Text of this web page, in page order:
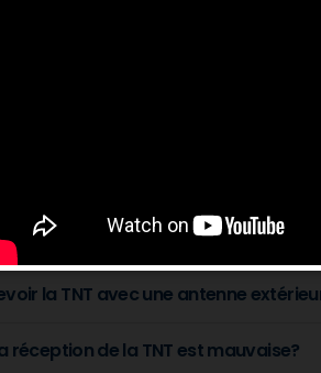
de la TNT ?
recevoir la TNT?
TNT, puis-je utiliser une
un adaptateur TNT?
antennes recommandées pour la
la TNT avec une antenne
réception de la TNT est mauvaise?